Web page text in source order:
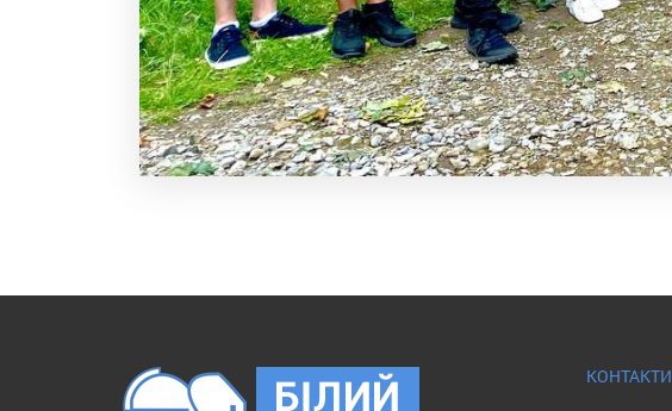
КОНТАКТИ